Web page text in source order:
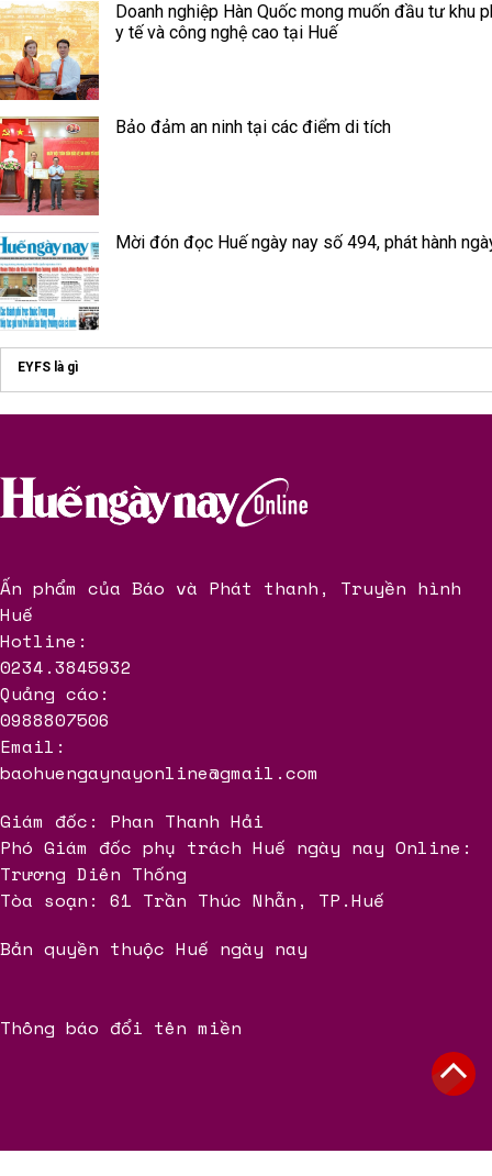
Doanh nghiệp Hàn Quốc mong muốn đầu tư khu
y tế và công nghệ cao tại Huế
Bảo đảm an ninh tại các điểm di tích
Mời đón đọc Huế ngày nay số 494, phát hành
EYFS là gì
Ấn phẩm của Báo và Phát thanh, Truyền hình
Huế
Hotline:
0234.3845932
Quảng cáo:
0988807506
Email:
baohuengaynayonline@gmail.com
Giám đốc: Phan Thanh Hải
Phó Giám đốc phụ trách Huế ngày nay Online:
Trương Diên Thống
Tòa soạn: 61 Trần Thúc Nhẫn, TP.Huế
Bản quyền thuộc Huế ngày nay
Thông báo đổi tên miền